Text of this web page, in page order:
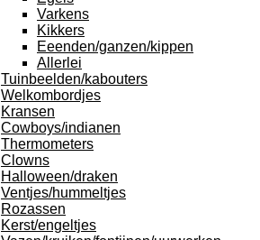
Varkens
Kikkers
Eeenden/ganzen/kippen
Allerlei
Tuinbeelden/kabouters
Welkombordjes
Kransen
Cowboys/indianen
Thermometers
Clowns
Halloween/draken
Ventjes/hummeltjes
Rozassen
Kerst/engeltjes